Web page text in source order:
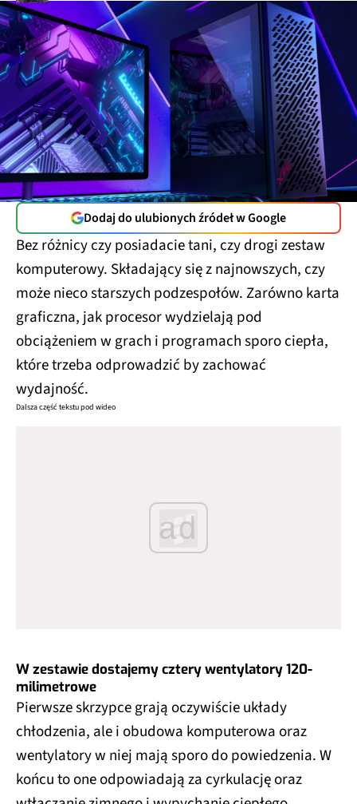
Dodaj do ulubionych źródeł w Google
Bez różnicy czy posiadacie tani, czy drogi zestaw
komputerowy. Składający się z najnowszych, czy
może nieco starszych podzespołów. Zarówno karta
graficzna, jak procesor wydzielają pod
obciążeniem w grach i programach sporo ciepła,
które trzeba odprowadzić by zachować
wydajność.
Dalsza część tekstu pod wideo
ad
W zestawie dostajemy cztery wentylatory 120-
milimetrowe
Pierwsze skrzypce grają oczywiście układy
chłodzenia, ale i obudowa komputerowa oraz
wentylatory w niej mają sporo do powiedzenia. W
końcu to one odpowiadają za cyrkulację oraz